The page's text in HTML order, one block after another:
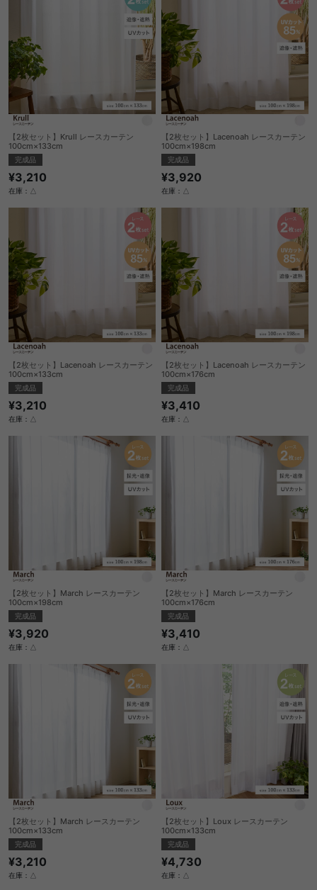
【2枚セット】Krull レースカーテン
100cm×133cm
完成品
¥3,210
在庫：△
【2枚セット】Lacenoah レースカーテン
100cm×198cm
完成品
¥3,920
在庫：△
【2枚セット】Lacenoah レースカーテン
100cm×133cm
完成品
¥3,210
在庫：△
【2枚セット】Lacenoah レースカーテン
100cm×176cm
完成品
¥3,410
在庫：△
【2枚セット】March レースカーテン
100cm×198cm
完成品
¥3,920
在庫：△
【2枚セット】March レースカーテン
100cm×176cm
完成品
¥3,410
在庫：△
【2枚セット】March レースカーテン
100cm×133cm
完成品
¥3,210
在庫：△
【2枚セット】Loux レースカーテン
100cm×133cm
完成品
¥4,730
在庫：△